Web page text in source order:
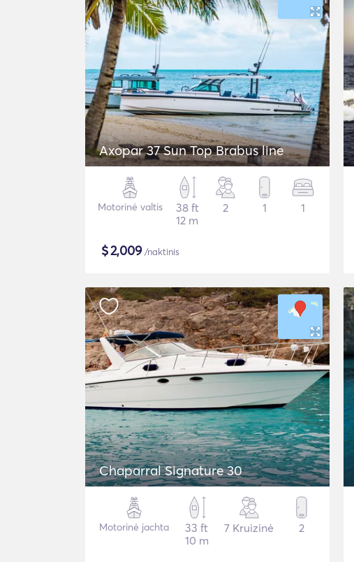
Axopar 37 Sun Top Brabus line
Motorinė valtis
38 ft
12 m
2 1 1
$2,009/naktinis
Chaparral Signature 30
Motorinė jachta
33 ft
10 m
7 Kruizinė 2